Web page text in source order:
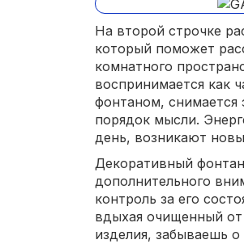
На второй строчке
который поможет
комнатного
воспринимается как
фонтаном, снимается
порядок мысли.
день, возникают
Декоративный
дополнительного
контроль за его
вдыхая очищенный
изделия, забываешь